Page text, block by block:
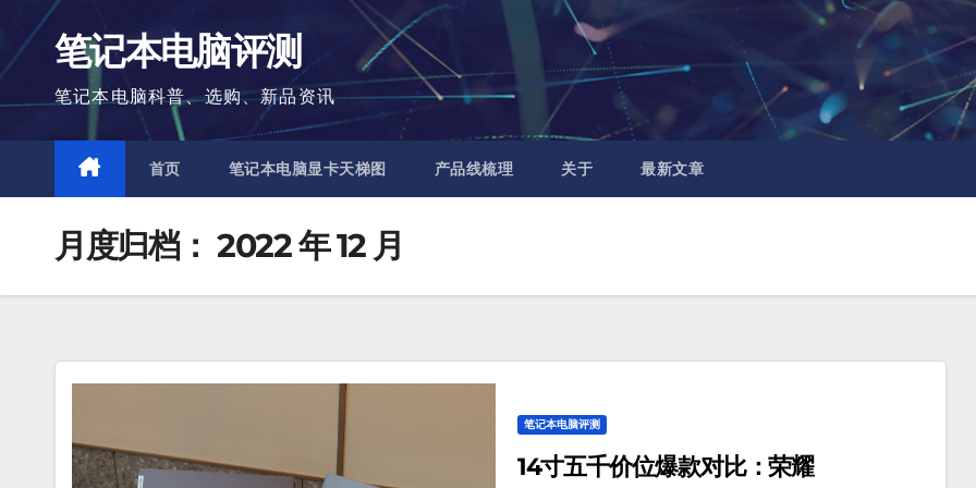
内
容
笔记本电脑评测
笔记本电脑科普、选购、新品资讯
首页 笔记本电脑显卡天梯图 产品线梳理 关于 最新文章
月度归档： 2022 年 12 月
笔记本电脑评测
14寸五千价位爆款对比：荣耀